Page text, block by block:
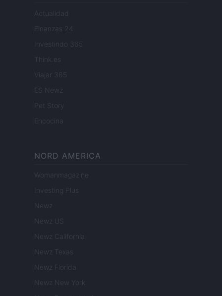
Actualidad
Finanzas 24
Investindo 365
Think.es
Viajar 365
ES Newz
Pet Story
Encocina
NORD AMERICA
Womanmagazine
Investing Plus
Newz
Newz US
Newz California
Newz Texas
Newz Florida
Newz New York